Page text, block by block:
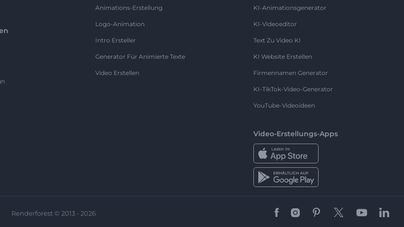
Animations-Erstellung
Logo-Animation
Intro Ersteller
Generator Für Animierte Texte
Video Erstellen
KI-Animationsgenerator
KI-Videoeditor
Text Zu Video KI
KI Website Erstellen
Firmennamen Generator
KI-TikTok-Video-Generator
YouTube-Videoideen
Video-Erstellungs-Apps
Renderforest © 2013 - 2026